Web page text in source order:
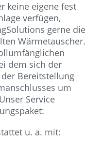
keine eigene fest
verfügen,
gerne die
Wärmetauscher.
dem sich der
Bereitstellung
um
Service
u. a. mit: